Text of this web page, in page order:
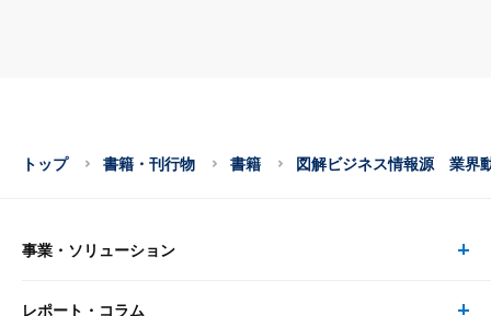
トップ 書籍・刊行物 書籍 図解ビジネス情報源 業界
事業・ソリューション
レポート・コラム